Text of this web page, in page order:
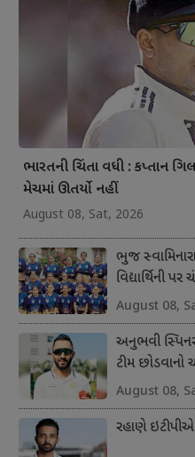
ભારતની ચિંતા વધી : કપ્તાન
મેચમાં ઊતર્યો નહીં
August 08, Sat, 2026
ભુજ
વિદ્યાર્થિની પર
August 08,
અનુભવી સ્પિનર
ટીમ છોડવાનો
August 08,
રહાણે